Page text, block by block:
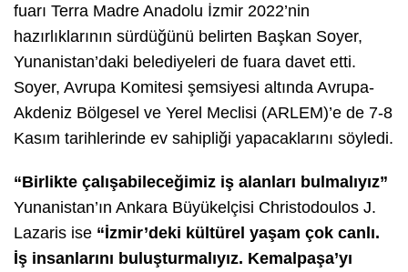
fuarı Terra Madre Anadolu İzmir 2022’nin
hazırlıklarının sürdüğünü belirten Başkan Soyer,
Yunanistan’daki belediyeleri de fuara davet etti.
Soyer, Avrupa Komitesi şemsiyesi altında Avrupa-
Akdeniz Bölgesel ve Yerel Meclisi (ARLEM)’e de 7-8
Kasım tarihlerinde ev sahipliği yapacaklarını söyledi.
“Birlikte çalışabileceğimiz iş alanları bulmalıyız”
Yunanistan’ın Ankara Büyükelçisi Christodoulos J.
Lazaris ise “İzmir’deki kültürel yaşam çok canlı.
İş insanlarını buluşturmalıyız. Kemalpaşa’yı